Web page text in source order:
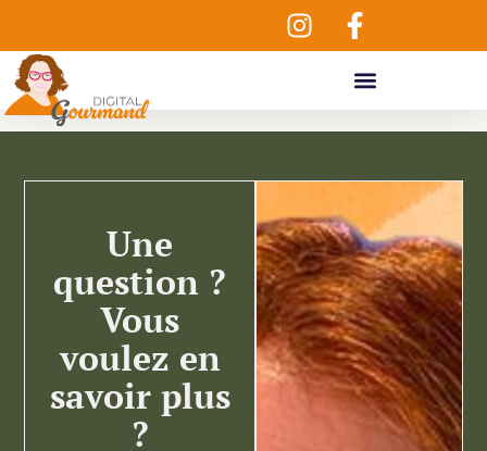
contenu
Une
question ?
Vous
voulez en
savoir plus
?